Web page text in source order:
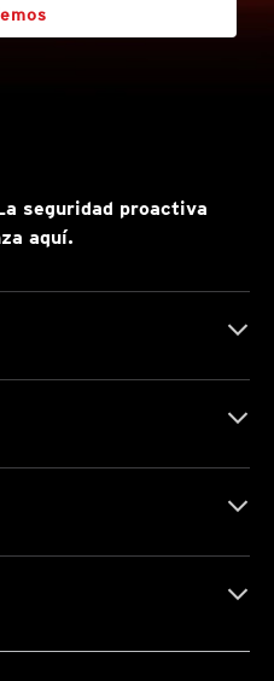
seguridad proactiva
aquí.